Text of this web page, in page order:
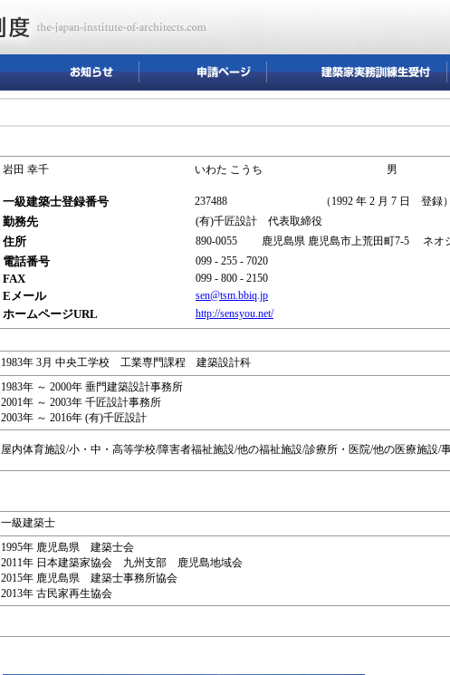
岩田 幸千 いわた こうち 男
一級建築士登録番号 237488 （1992 年 2 月 7 日 登録）
勤務先 (有)千匠設計 代表取締役
住所 890-0055 鹿児島県 鹿児島市上荒田町7-5 ネオ
電話番号 099 - 255 - 7020
FAX 099 - 800 - 2150
Eメール sen@tsm.bbiq.jp
ホームページURL http://sensyou.net/
1983年 3月 中央工学校 工業専門課程 建築設計科
1983年 ～ 2000年 垂門建築設計事務所
2001年 ～ 2003年 千匠設計事務所
2003年 ～ 2016年 (有)千匠設計
屋内体育施設/小・中・高等学校/障害者福祉施設/他の福祉施設/診療所・医院/他の医療施設
一級建築士
1995年 鹿児島県 建築士会
2011年 日本建築家協会 九州支部 鹿児島地域会
2015年 鹿児島県 建築士事務所協会
2013年 古民家再生協会